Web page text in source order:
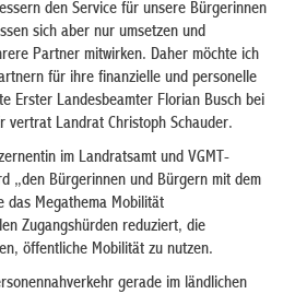
den Service für unsere Bürgerinnen
sich aber nur umsetzen und
Partner mitwirken. Daher möchte ich
für ihre finanzielle und personelle
Erster Landesbeamter Florian Busch bei
vertrat Landrat Christoph Schauder.
im Landratsamt und VGMT-
„den Bürgerinnen und Bürgern mit dem
das Megathema Mobilität
Zugangshürden reduziert, die
öffentliche Mobilität zu nutzen.
gerade im ländlichen